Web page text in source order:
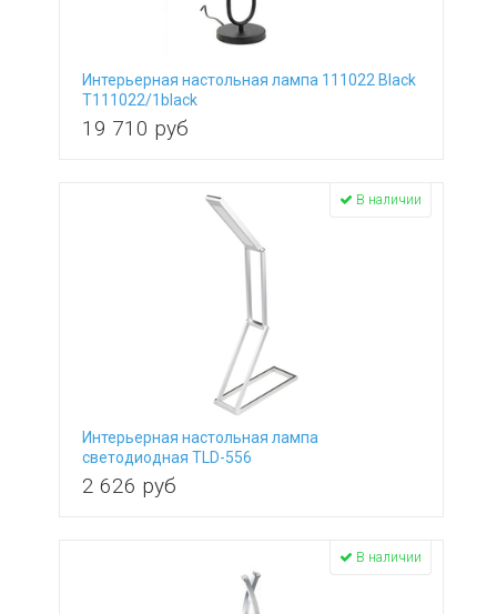
Интерьерная настольная лампа 111022 Black
T111022/1black
19 710 руб
Интерьерная настольная лампа
светодиодная TLD-556
Silver/LED/105Lm/6500K
2 626 руб
В наличии
В наличии